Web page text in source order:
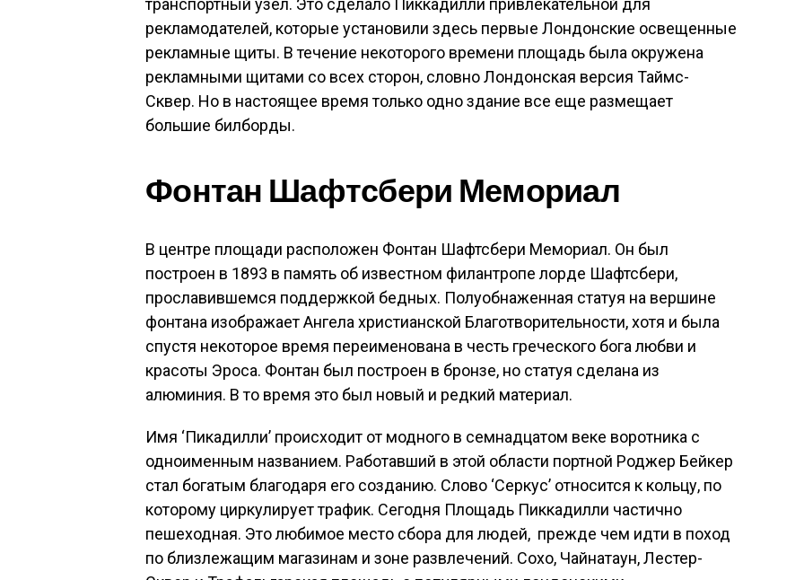
транспортный узел. Это сделало Пиккадилли привлекательной для
рекламодателей, которые установили здесь первые Лондонские освещенные
рекламные щиты. В течение некоторого времени площадь была окружена
рекламными щитами со всех сторон, словно Лондонская версия Таймс-
Сквер. Но в настоящее время только одно здание все еще размещает
большие билборды.
Фонтан Шафтсбери Мемориал
В центре площади расположен Фонтан Шафтсбери Мемориал. Он был
построен в 1893 в память об известном филантропе лорде Шафтсбери,
прославившемся поддержкой бедных. Полуобнаженная статуя на вершине
фонтана изображает Ангела христианской Благотворительности, хотя и была
спустя некоторое время переименована в честь греческого бога любви и
красоты Эроса. Фонтан был построен в бронзе, но статуя сделана из
алюминия. В то время это был новый и редкий материал.
Имя ‘Пикадилли’ происходит от модного в семнадцатом веке воротника с
одноименным названием. Работавший в этой области портной Роджер Бейкер
стал богатым благодаря его созданию. Слово ‘Серкус’ относится к кольцу, по
которому циркулирует трафик. Сегодня Площадь Пиккадилли частично
пешеходная. Это любимое место сбора для людей, прежде чем идти в поход
по близлежащим магазинам и зоне развлечений. Сохо, Чайнатаун, Лестер-